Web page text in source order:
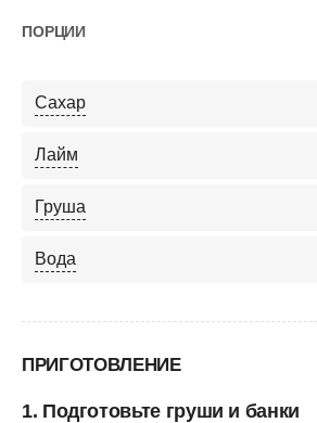
ПОРЦИИ
Сахар
Лайм
Груша
Вода
ПРИГОТОВЛЕНИЕ
1. Подготовьте груши и банки